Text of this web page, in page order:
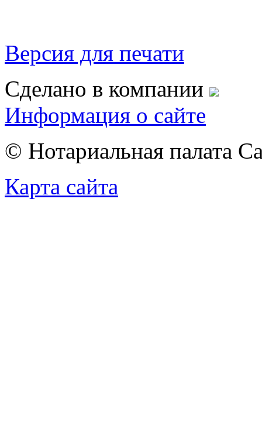
Версия для печати
Сделано в компании
Информация о сайте
© Нотариальная палата
Карта сайта